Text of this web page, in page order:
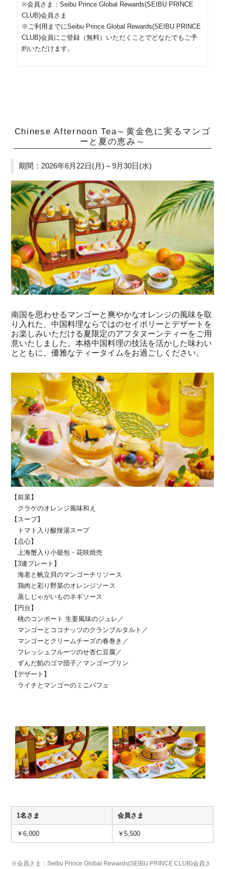
※会員さま：Seibu Prince Global Rewards(SEIBU PRINCE
CLUB)会員さま
※ご利用までにSeibu Prince Global Rewards(SEIBU PRINCE
CLUB)会員にご登録（無料）いただくことでどなたでもご予
約いただけます。
Chinese Afternoon Tea～黄金色に実るマンゴ
ーと夏の恵み～
期間：2026年6月22日(月)～9月30日(水)
南国を思わせるマンゴーと爽やかなオレンジの風味を取
り入れた、中国料理ならではのセイボリーとデザートを
お楽しみいただける夏限定のアフタヌーンティーをご用
意いたしました。本格中国料理の技法を活かした味わい
とともに、優雅なティータイムをお過ごしください。
【前菜】
クラゲのオレンジ風味和え
【スープ】
トマト入り酸辣湯スープ
【点心】
上海蟹入り小籠包・花咲焼売
【3連プレート】
海老と帆立貝のマンゴーチリソース
鶏肉と彩り野菜のオレンジソース
蒸しじゃがいものネギソース
【円台】
桃のコンポート 生姜風味のジュレ／
マンゴーとココナッツのクランブルタルト／
マンゴーとクリームチーズの春巻き／
フレッシュフルーツのせ杏仁豆腐／
ずんだ餡のゴマ団子／マンゴープリン
【デザート】
ライチとマンゴーのミニパフェ
1名さま 会員さま
￥6,000 ￥5,500
※会員さま：Seibu Prince Global Rewards(SEIBU PRINCE CLUB)会員さ